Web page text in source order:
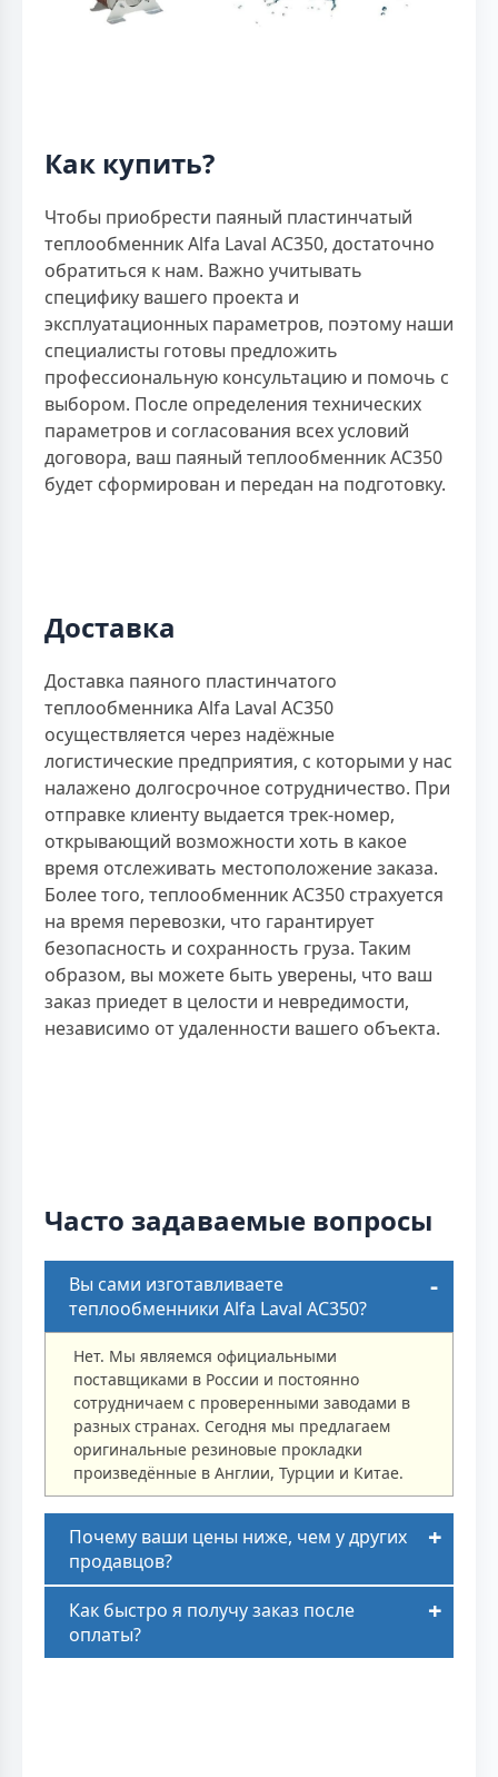
Как купить?
Чтобы приобрести паяный пластинчатый
теплообменник Alfa Laval AC350, достаточно
обратиться к нам. Важно учитывать
специфику вашего проекта и
эксплуатационных параметров, поэтому наши
специалисты готовы предложить
профессиональную консультацию и помочь с
выбором. После определения технических
параметров и согласования всех условий
договора, ваш паяный теплообменник AC350
будет сформирован и передан на подготовку.
Доставка
Доставка паяного пластинчатого
теплообменника Alfa Laval AC350
осуществляется через надёжные
логистические предприятия, с которыми у нас
налажено долгосрочное сотрудничество. При
отправке клиенту выдается трек-номер,
открывающий возможности хоть в какое
время отслеживать местоположение заказа.
Более того, теплообменник AC350 страхуется
на время перевозки, что гарантирует
безопасность и сохранность груза. Таким
образом, вы можете быть уверены, что ваш
заказ приедет в целости и невредимости,
независимо от удаленности вашего объекта.
Часто задаваемые вопросы
Вы сами изготавливаете
теплообменники Alfa Laval AC350?
Нет. Мы являемся официальными
поставщиками в России и постоянно
сотрудничаем с проверенными заводами в
разных странах. Сегодня мы предлагаем
оригинальные резиновые прокладки
произведённые в Англии, Турции и Китае.
Почему ваши цены ниже, чем у других
продавцов?
Как быстро я получу заказ после
оплаты?